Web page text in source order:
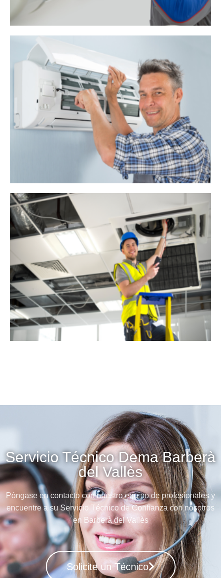
Servicio Técnico Dema Barberà
del Vallès
Póngase en contacto con nuestro equipo de profesionales y
encuentre a su Servicio Técnico de Confianza con nosotros
en Barberà del Vallès
Solicite un Técnico